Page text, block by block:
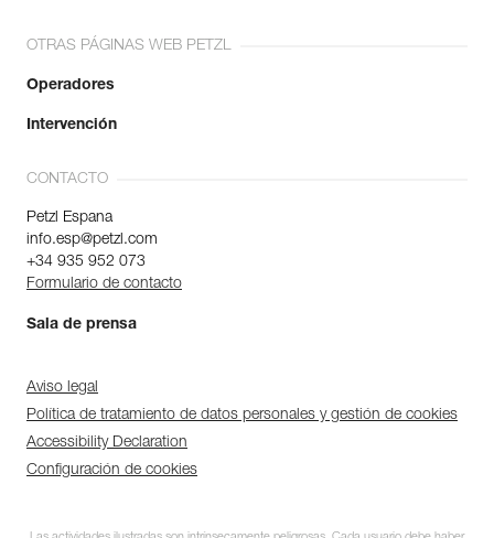
OTRAS PÁGINAS WEB PETZL
Operadores
Intervención
CONTACTO
Petzl Espana
info.esp@petzl.com
+34 935 952 073
Formulario de contacto
Sala de prensa
Aviso legal
Política de tratamiento de datos personales y gestión de cookies
Accessibility Declaration
Configuración de cookies